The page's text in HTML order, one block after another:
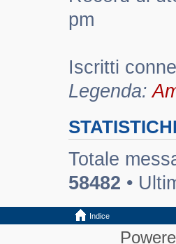
pm
Iscritti
Legenda:
Totale
58482 •
Indice